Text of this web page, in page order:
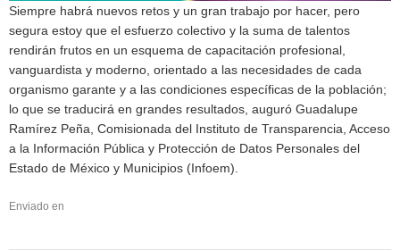
Siempre habrá nuevos retos y un gran trabajo por hacer, pero
segura estoy que el esfuerzo colectivo y la suma de talentos
rendirán frutos en un esquema de capacitación profesional,
vanguardista y moderno, orientado a las necesidades de cada
organismo garante y a las condiciones específicas de la población;
lo que se traducirá en grandes resultados, auguró Guadalupe
Ramírez Peña, Comisionada del Instituto de Transparencia, Acceso
a la Información Pública y Protección de Datos Personales del
Estado de México y Municipios (Infoem).
Enviado en